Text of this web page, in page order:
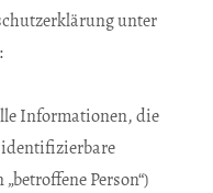
unter
Informationen, die
Person“)